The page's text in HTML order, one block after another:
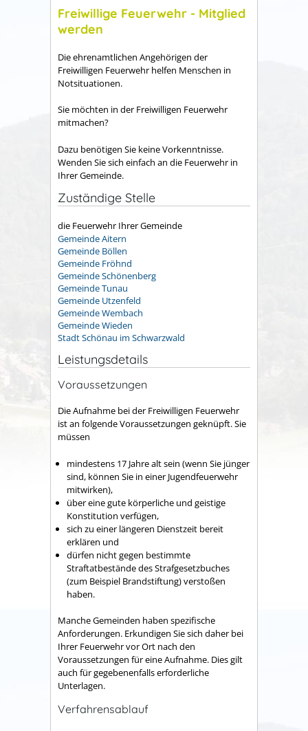
Freiwillige Feuerwehr - Mitglied
werden
Die ehrenamtlichen Angehörigen der
Freiwilligen Feuerwehr helfen Menschen in
Notsituationen.
Sie möchten in der Freiwilligen Feuerwehr
mitmachen?
Dazu benötigen Sie keine Vorkenntnisse.
Wenden Sie sich einfach an die Feuerwehr in
Ihrer Gemeinde.
Zuständige Stelle
die Feuerwehr Ihrer Gemeinde
Gemeinde Aitern
Gemeinde Böllen
Gemeinde Fröhnd
Gemeinde Schönenberg
Gemeinde Tunau
Gemeinde Utzenfeld
Gemeinde Wembach
Gemeinde Wieden
Stadt Schönau im Schwarzwald
Leistungsdetails
Voraussetzungen
Die Aufnahme bei der Freiwilligen Feuerwehr
ist an folgende Voraussetzungen geknüpft. Sie
müssen
mindestens 17 Jahre alt sein (wenn Sie jünger
sind, können Sie in einer Jugendfeuerwehr
mitwirken),
über eine gute körperliche und geistige
Konstitution verfügen,
sich zu einer längeren Dienstzeit bereit
erklären und
dürfen nicht gegen bestimmte
Straftatbestände des Strafgesetzbuches
(zum Beispiel Brandstiftung)verstoßen
haben.
Manche Gemeinden haben spezifische
Anforderungen. Erkundigen Sie sich daher bei
Ihrer Feuerwehr vor Ort nach den
Voraussetzungen für eine Aufnahme. Dies gilt
auch für gegebenenfalls erforderliche
Unterlagen.
Verfahrensablauf